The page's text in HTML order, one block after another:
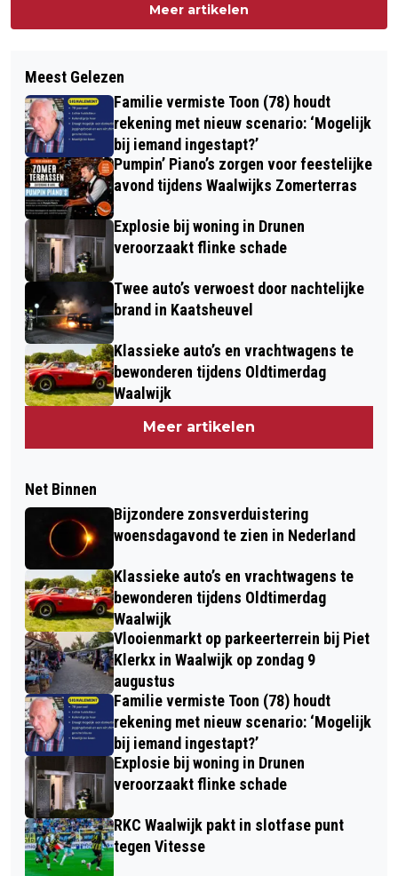
Meer artikelen
Meest Gelezen
Familie vermiste Toon (78) houdt
rekening met nieuw scenario: ‘Mogelijk
bij iemand ingestapt?’
Pumpin’ Piano’s zorgen voor feestelijke
avond tijdens Waalwijks Zomerterras
Explosie bij woning in Drunen
veroorzaakt flinke schade
Twee auto’s verwoest door nachtelijke
brand in Kaatsheuvel
Klassieke auto’s en vrachtwagens te
bewonderen tijdens Oldtimerdag
Waalwijk
Meer artikelen
Net Binnen
Bijzondere zonsverduistering
woensdagavond te zien in Nederland
Klassieke auto’s en vrachtwagens te
bewonderen tijdens Oldtimerdag
Waalwijk
Vlooienmarkt op parkeerterrein bij Piet
Klerkx in Waalwijk op zondag 9
augustus
Familie vermiste Toon (78) houdt
rekening met nieuw scenario: ‘Mogelijk
bij iemand ingestapt?’
Explosie bij woning in Drunen
veroorzaakt flinke schade
RKC Waalwijk pakt in slotfase punt
tegen Vitesse